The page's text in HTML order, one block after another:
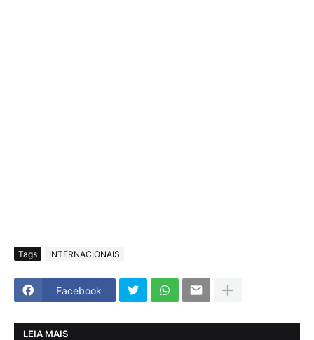
Tags INTERNACIONAIS
Facebook
LEIA MAIS